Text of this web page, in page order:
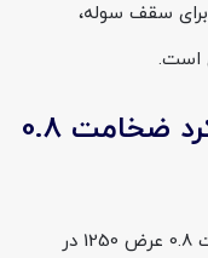
برای سقف سوله،
است.
قیمت ورق گالوانیزه شهرکرد ضخامت 0.8
امروز قیمت ورق گالوانیزه شهرکرد ضخامت 0.8 عرض 1250 در